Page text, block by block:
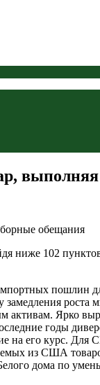
102
пошлин
Ярко
годы
на его курс.
из США
дома по